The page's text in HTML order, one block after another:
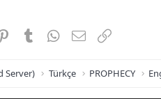
PinterestTumblrWhatsApp
E-postaLink
Server) Türkçe PROPHECY